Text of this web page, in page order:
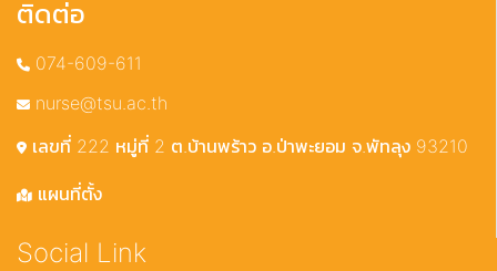
ติดต่อ
074-609-611
nurse@tsu.ac.th
เลขที่ 222 หมู่ที่ 2 ต.บ้านพร้าว อ.ป่าพะยอม จ.พัทลุง 93210
แผนที่ตั้ง
Social Link